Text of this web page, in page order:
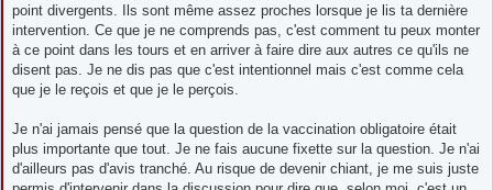
point divergents. Ils sont même assez proches lorsque je lis ta dernière
intervention. Ce que je ne comprends pas, c'est comment tu peux monter
à ce point dans les tours et en arriver à faire dire aux autres ce qu'ils ne
disent pas. Je ne dis pas que c'est intentionnel mais c'est comme cela
que je le reçois et que je le perçois.
Je n'ai jamais pensé que la question de la vaccination obligatoire était
plus importante que tout. Je ne fais aucune fixette sur la question. Je n'ai
d'ailleurs pas d'avis tranché. Au risque de devenir chiant, je me suis juste